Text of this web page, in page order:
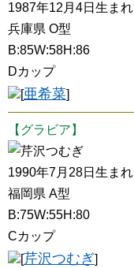
1987年12月4日生まれ
兵庫県 O型
B:85W:58H:86
Dカップ
[亜希菜]
【グラビア】
芹沢つむぎ
1990年7月28日生まれ
福岡県 A型
B:75W:55H:80
Cカップ
[芹沢つむぎ]